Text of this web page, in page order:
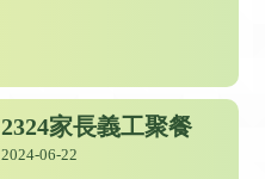
2324家長義工聚餐
2024-06-22